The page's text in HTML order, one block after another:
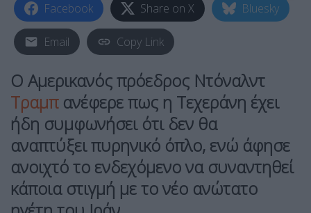
Facebook Share on X Bluesky
Email Copy Link
Ο Αμερικανός πρόεδρος Ντόναλντ
Τραμπ ανέφερε πως η Τεχεράνη έχει
ήδη συμφωνήσει ότι δεν θα
αναπτύξει πυρηνικό όπλο, ενώ άφησε
ανοιχτό το ενδεχόμενο να συναντηθεί
κάποια στιγμή με το νέο ανώτατο